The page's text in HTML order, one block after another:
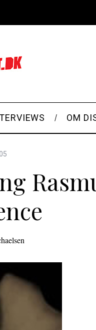
OM